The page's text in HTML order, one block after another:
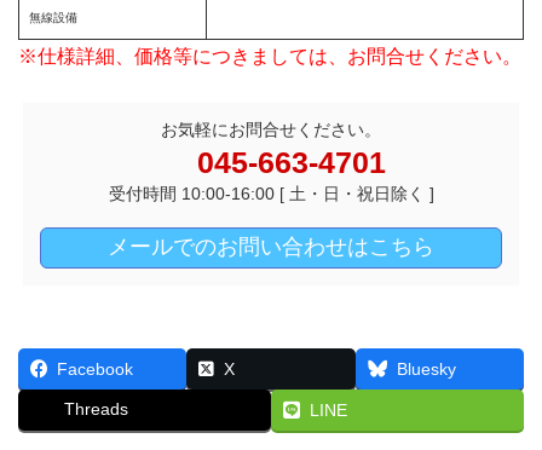
無線設備
※仕様詳細、価格等につきましては、お問合せください。
お気軽にお問合せください。
045-663-4701
受付時間 10:00-16:00 [ 土・日・祝日除く ]
メールでのお問い合わせはこちら
Facebook X Bluesky
Threads LINE